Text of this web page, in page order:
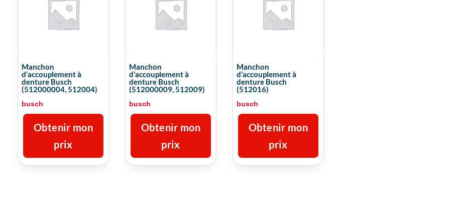
Manchon
d’accouplement à
denture Busch
(512000004, 512004)
busch
Obtenir mon
prix
Manchon
d’accouplement à
denture Busch
(512000009, 512009)
busch
Obtenir mon
prix
Manchon
d’accouplement à
denture Busch
(512016)
busch
Obtenir mon
prix